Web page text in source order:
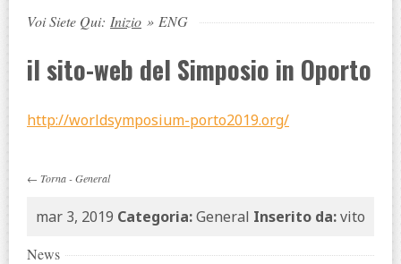
Voi Siete Qui: Inizio » ENG
il sito-web del Simposio in Oporto
http://worldsymposium-porto2019.org/
← Torna-General
mar 3, 2019 Categoria:General Inserito da:vito
News